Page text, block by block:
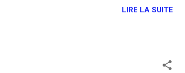
toute liberté dans leur trou le plus rapidement
LIRE LA SUITE